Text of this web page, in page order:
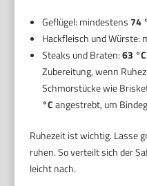
Geflügel: mindestens 74
Hackfleisch und Würste:
Steaks und Braten:63 °C
Zubereitung, wenn
Schmorstücke wie
°Cangestrebt, um
Ruhezeit ist wichtig. Lasse
ruhen. So verteilt sich der
leicht nach.